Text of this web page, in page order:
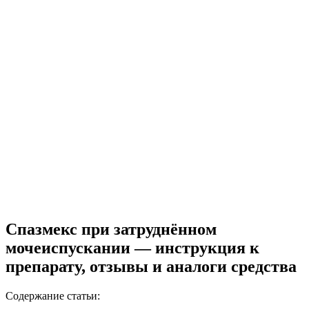
Спазмекс при затруднённом
мочеиспускании — инструкция к
препарату, отзывы и аналоги средства
Содержание статьи: